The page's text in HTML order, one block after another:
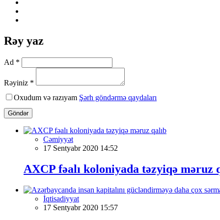
Rəy yaz
Ad *
Rəyiniz *
Oxudum və razıyam Şərh göndərmə qaydaları
Göndər
Cəmiyyət
17 Sentyabr 2020 14:52
AXCP fəalı koloniyada təzyiqə məruz
İqtisadiyyat
17 Sentyabr 2020 15:57